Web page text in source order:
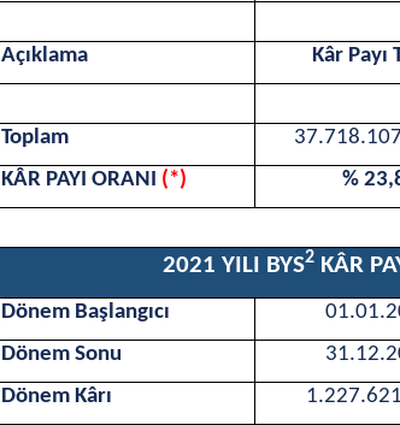
Açıklama Kâr Payı
Toplam
KÂR PAYI ORANI (*) %
2021 YILI BYS2KÂR
Dönem Başlangıcı
Dönem Sonu
Dönem Kârı